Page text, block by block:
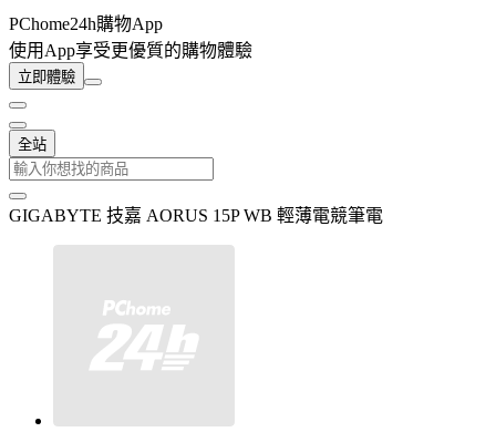
PChome24h購物App
使用App享受更優質的購物體驗
立即體驗
全站
GIGABYTE 技嘉 AORUS 15P WB 輕薄電競筆電